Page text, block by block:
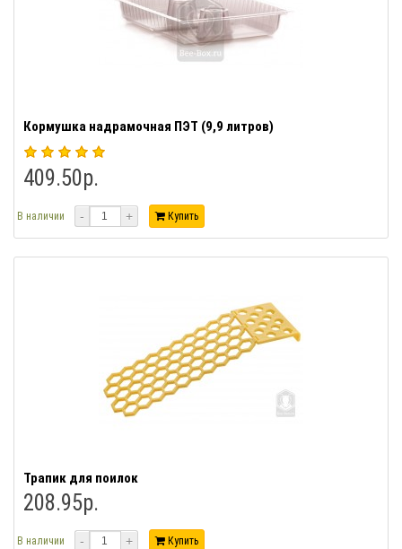
Кормушка надрамочная ПЭТ (9,9 литров)
409.50р.
В наличии - + Купить
Трапик для поилок
208.95р.
В наличии - + Купить